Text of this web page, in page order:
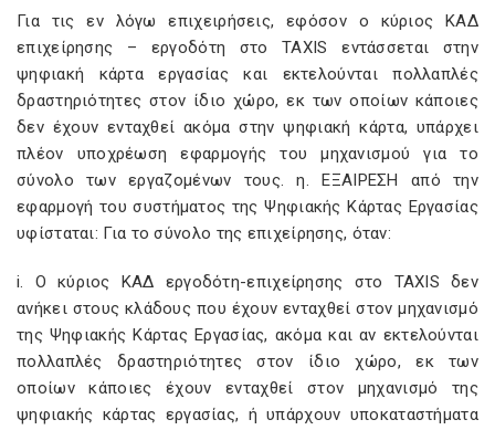
Για τις εν λόγω επιχειρήσεις, εφόσον ο κύριος ΚΑΔ
επιχείρησης – εργοδότη στο TAXIS εντάσσεται στην
ψηφιακή κάρτα εργασίας και εκτελούνται πολλαπλές
δραστηριότητες στον ίδιο χώρο, εκ των οποίων κάποιες
δεν έχουν ενταχθεί ακόμα στην ψηφιακή κάρτα, υπάρχει
πλέον υποχρέωση εφαρμογής του μηχανισμού για το
σύνολο των εργαζομένων τους. η. ΕΞΑΙΡΕΣΗ από την
εφαρμογή του συστήματος της Ψηφιακής Κάρτας Εργασίας
υφίσταται: Για το σύνολο της επιχείρησης, όταν:
i. Ο κύριος ΚΑΔ εργοδότη-επιχείρησης στο TAXIS δεν
ανήκει στους κλάδους που έχουν ενταχθεί στον μηχανισμό
της Ψηφιακής Κάρτας Εργασίας, ακόμα και αν εκτελούνται
πολλαπλές δραστηριότητες στον ίδιο χώρο, εκ των
οποίων κάποιες έχουν ενταχθεί στον μηχανισμό της
ψηφιακής κάρτας εργασίας, ή υπάρχουν υποκαταστήματα